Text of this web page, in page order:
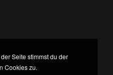
Seite stimmst du der
Cookies zu.